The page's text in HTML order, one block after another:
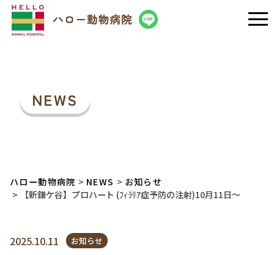
NEWS
ハロー動物病院 NEWS
お知らせ
【新鎌ケ谷】プロハート (ﾌｨﾗﾘｱ症予防の注射)10月11日～
2025.10.11 お知らせ